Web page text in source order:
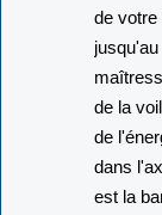
de votre
de la
de
dans
est la